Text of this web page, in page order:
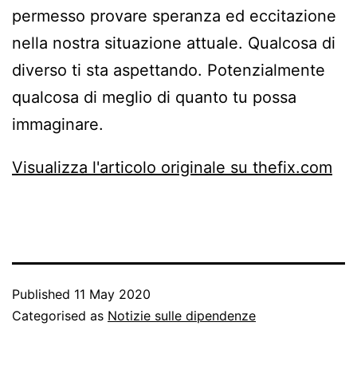
permesso provare speranza ed eccitazione
nella nostra situazione attuale. Qualcosa di
diverso ti sta aspettando. Potenzialmente
qualcosa di meglio di quanto tu possa
immaginare.
Visualizza l'articolo originale su thefix.com
Published 11 May 2020
Categorised as Notizie sulle dipendenze